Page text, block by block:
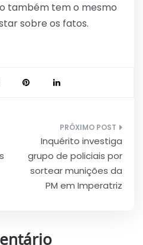
também tem o mesmo
sobre os fatos.
Inquérito investiga
grupo de policiais por
sortear munições da
PM em Imperatriz